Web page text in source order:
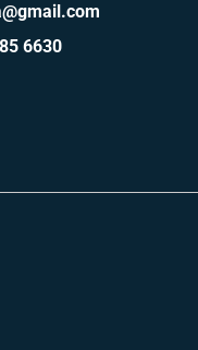
6630